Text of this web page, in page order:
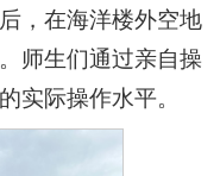
，在海洋楼外空地
师生们通过亲自操
实际操作水平。